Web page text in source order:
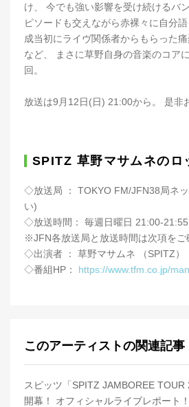
け、 今でも強い影響を受け続けるバ
ピソードも交えながら赤裸々に自分
成当初にライヴ関係者からもらった
など、 まさに草野自身の音楽のコア
回。
放送は9月12日(日) 21:00から。 是非
SPITZ 草野マサムネのロ
◇放送局 ： TOKYO FM/JFN38局ネ
い)
◇放送時間： 毎週日曜日 21:00-21:55
※JFN各放送局と放送時間は次項をご
◇出演者 ： 草野マサムネ （SPITZ）
◇番組HP： https://www.tfm.co.jp/
このアーティストの関連記事
スピッツ「SPITZ JAMBOREE TOUR
開幕！ オフィシャルライブレポート